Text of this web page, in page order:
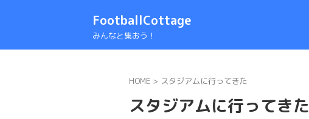
FootballCottage
みんなと集おう！
HOME > スタジアムに行ってきた
スタジアムに行ってきた